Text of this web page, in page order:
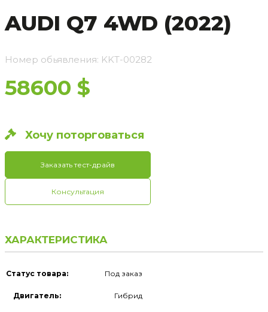
AUDI Q7 4WD (2022)
Номер обьявления: KKT-00282
58600 $
Хочу поторговаться
Заказать тест-драйв
Консультация
ХАРАКТЕРИСТИКА
Статус товара: Под заказ
Двигатель: Гибрид